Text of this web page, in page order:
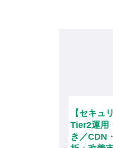
ィ製品を駆使したSOC
ンシデント分析】勝ど
・EDRアラート分